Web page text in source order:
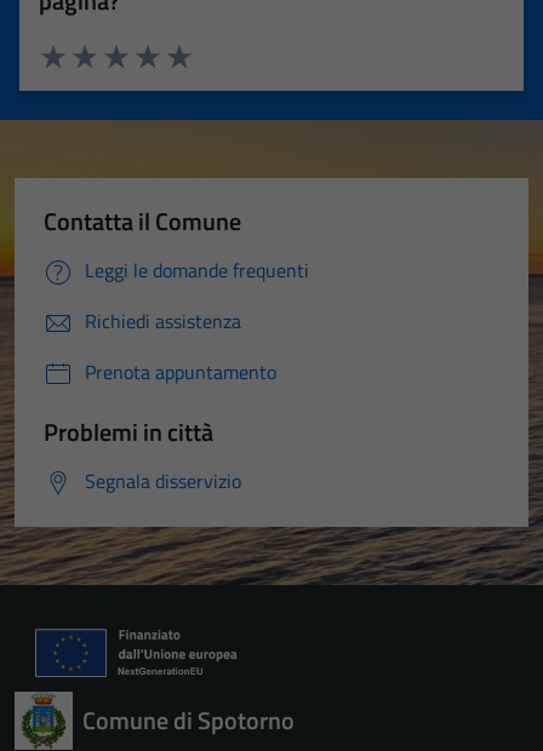
Valuta 5 stelle su 5
Valuta 4 stelle su 5
Valuta 3 stelle su 5
Valuta 2 stelle su 5
Valuta 1 stelle su 5
Contatta il Comune
Leggi le domande frequenti
Richiedi assistenza
Prenota appuntamento
Problemi in città
Segnala disservizio
Comune di Spotorno